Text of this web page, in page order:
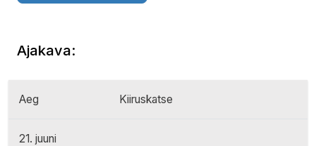
Ajakava:
Aeg Kiiruskatse
21. juuni